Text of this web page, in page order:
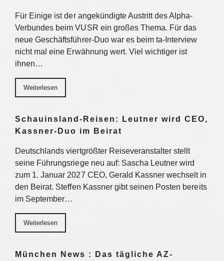
Für Einige ist der angekündigte Austritt des Alpha-
Verbundes beim VUSR ein großes Thema. Für das
neue Geschäftsführer-Duo war es beim ta-Interview
nicht mal eine Erwähnung wert. Viel wichtiger ist
ihnen…
Weiterlesen
Schauinsland-Reisen: Leutner wird CEO,
Kassner-Duo im Beirat
Deutschlands viertgrößter Reiseveranstalter stellt
seine Führungsriege neu auf: Sascha Leutner wird
zum 1. Januar 2027 CEO, Gerald Kassner wechselt in
den Beirat. Steffen Kassner gibt seinen Posten bereits
im September…
Weiterlesen
München News : Das tägliche AZ-